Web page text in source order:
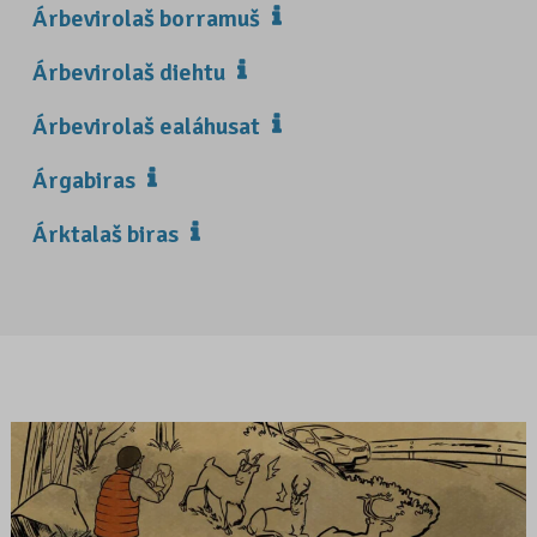
Árbevirolaš borramuš
Árbevirolaš diehtu
Árbevirolaš ealáhusat
Árgabiras
Árktalaš biras